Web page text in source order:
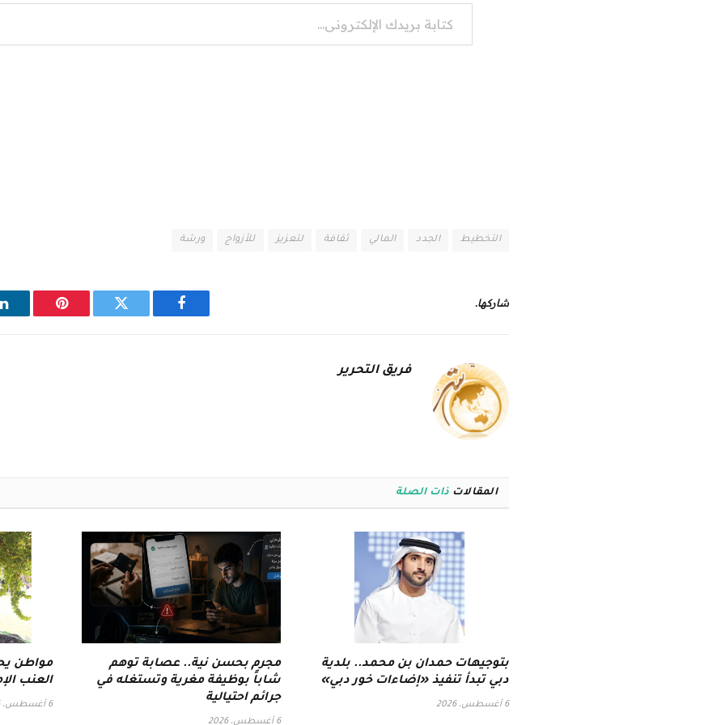
التخطيط الجدد المالي ثقافة لتعزيز للأزواج ورشة
شاركها.
فيسبوك تويتر بينتيريست
فريق التحرير
المقالات ذات الصلة
بتوجيهات حمدان بن محمد.. بلدية
دبي تبدأ تنفيذ «إضاءات خور دبي»
6 أغسطس، 2026
مجرم بحسن نية.. عصابة توهم
شاباً بوظيفة مغرية وتستغله في
جرائم احتيالية
6 أغسطس، 2026
مواطن
العنب
6 أغسطس، 2026